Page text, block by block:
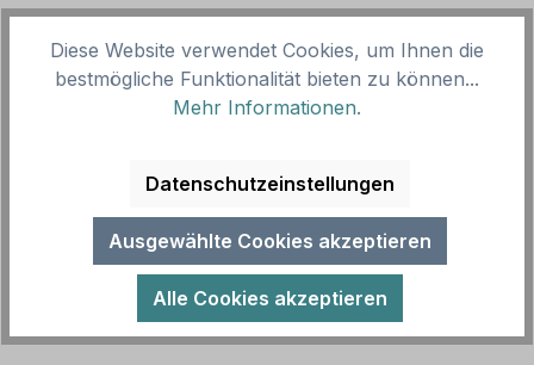
Vorlagenummer: HW-TS-53
Betriebsschild - Geschirrrückgabe - mit Pfeil. Für
erhältlich – auch m…Mehr
Diese Website verwendet Cookies, um Ihnen die
bestmögliche Funktionalität bieten zu können...
Mehr Informationen.
Datenschutzeinstellungen
Ausgewählte Cookies akzeptieren
Alle Cookies akzeptieren